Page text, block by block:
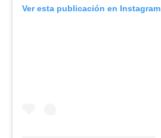
Ver esta publicación en Instagram